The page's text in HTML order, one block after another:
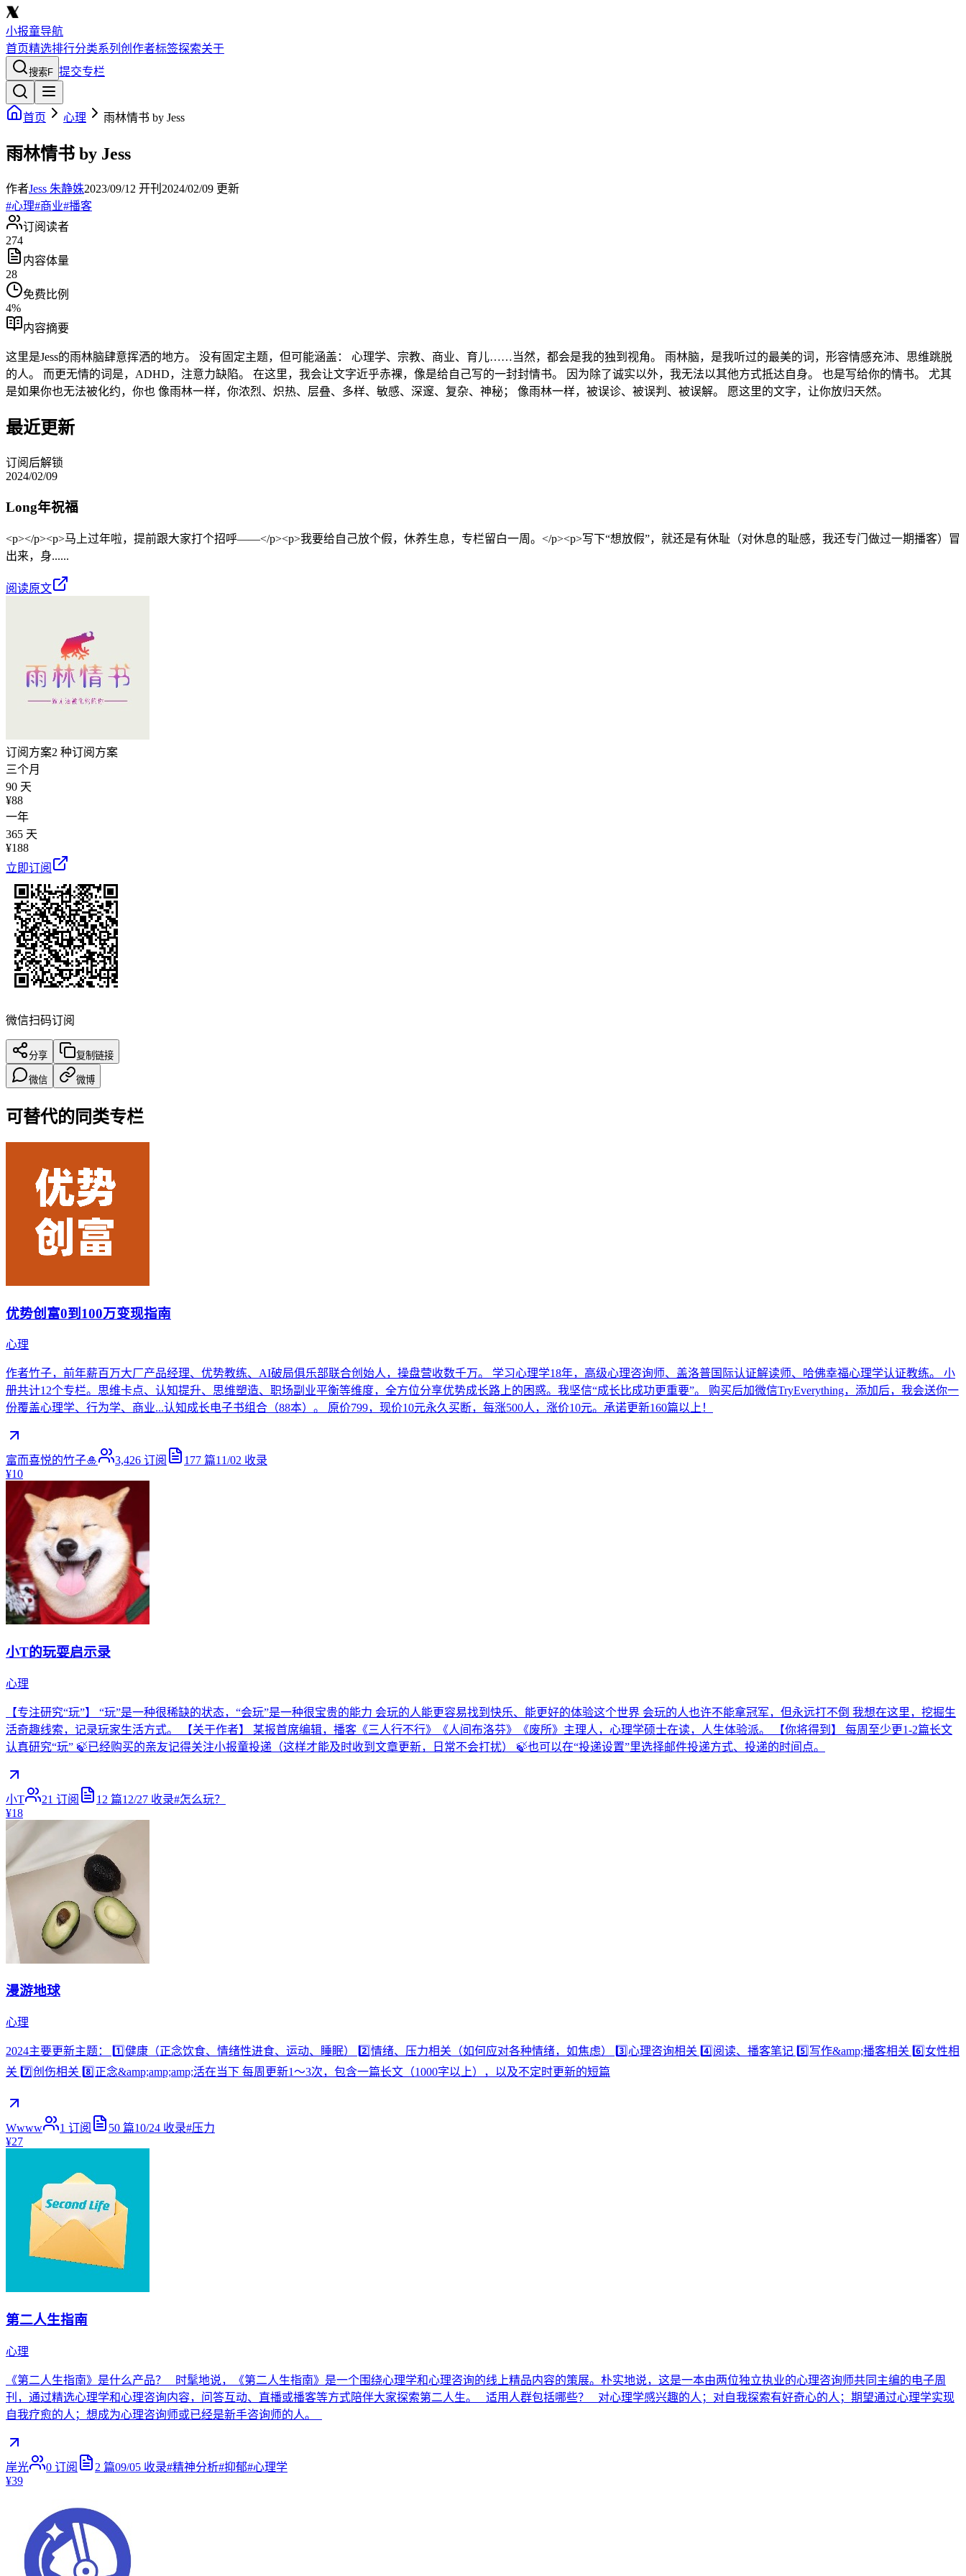
小报童导航
首页精选排行分类系列 创作者标签探索关于
搜索F 提交专栏
首页 心理 雨林情书 by Jess
雨林情书 by Jess
作者Jess 朱静姝2023/09/12 开刊 2024/02/09 更新
#心理#商业#播客
订阅读者
274
内容体量
28
免费比例
4%
内容摘要
这里是Jess的雨林脑肆意挥洒的地方。 没有固定主题，但可能涵盖： 心理学、宗教、商业、育儿……当然，都会是我的独到视角。 雨林脑，是我听过的最美的词，形容情感充沛、思维跳脱
的人。 而更无情的词是，ADHD，注意力缺陷。 在这里，我会让文字近乎赤裸，像是给自己写的一封封情书。 因为除了诚实以外，我无法以其他方式抵达自身。 也是写给你的情书。 尤其
是如果你也无法被化约，你也 像雨林一样，你浓烈、炽热、层叠、多样、敏感、深邃、复杂、神秘； 像雨林一样，被误诊、被误判、被误解。 愿这里的文字，让你放归天然。
最近更新
订阅后解锁
2024/02/09
Long年祝福
<p></p><p>马上过年啦，提前跟大家打个招呼——</p><p>我要给自己放个假，休养生息，专栏留白一周。</p><p>写下“想放假”，就还是有休耻（对休息的耻感，我还专门做过一期播客）冒
出来，身......
阅读原文
订阅方案2 种订阅方案
三个月
90 天
¥88
一年
365 天
¥188
立即订阅
微信扫码订阅
分享 复制链接
微信 微博
可替代的同类专栏
优势创富0到100万变现指南
心理
作者竹子，前年薪百万大厂产品经理、优势教练、AI破局俱乐部联合创始人，操盘营收数千万。 学习心理学18年，高级心理咨询师、盖洛普国际认证解读师、哈佛幸福心理学认证教练。 小
册共计12个专栏。思维卡点、认知提升、思维塑造、职场副业平衡等维度，全方位分享优势成长路上的困惑。我坚信“成长比成功更重要”。 购买后加微信TryEverything，添加后，我会送你一
份覆盖心理学、行为学、商业...认知成长电子书组合（88本）。 原价799，现价10元永久买断，每涨500人，涨价10元。承诺更新160篇以上！
富而喜悦的竹子🎍 3,426 订阅 177 篇11/02 收录
¥10
小T的玩耍启示录
心理
【专注研究“玩”】 “玩”是一种很稀缺的状态，“会玩”是一种很宝贵的能力 会玩的人能更容易找到快乐、能更好的体验这个世界 会玩的人也许不能拿冠军，但永远打不倒 我想在这里，挖掘生
活奇趣线索，记录玩家生活方式。 【关于作者】 某报首席编辑，播客《三人行不行》《人间布洛芬》《废所》主理人，心理学硕士在读，人生体验派。 【你将得到】 每周至少更1-2篇长文
认真研究“玩” 🍃已经购买的亲友记得关注小报童投递（这样才能及时收到文章更新，日常不会打扰） 🍃也可以在“投递设置”里选择邮件投递方式、投递的时间点。
小T 21 订阅 12 篇12/27 收录#怎么玩？
¥18
漫游地球
心理
2024主要更新主题： 1️⃣健康（正念饮食、情绪性进食、运动、睡眠） 2️⃣情绪、压力相关（如何应对各种情绪，如焦虑） 3️⃣心理咨询相关 4️⃣阅读、播客笔记 5️⃣写作&amp;播客相关 6️⃣女性相
关 7️⃣创伤相关 8️⃣正念&amp;amp;amp;活在当下 每周更新1～3次，包含一篇长文（1000字以上），以及不定时更新的短篇
Wwww 1 订阅 50 篇10/24 收录#压力
¥27
第二人生指南
心理
《第二人生指南》是什么产品？ 时髦地说，《第二人生指南》是一个围绕心理学和心理咨询的线上精品内容的策展。朴实地说，这是一本由两位独立执业的心理咨询师共同主编的电子周
刊，通过精选心理学和心理咨询内容，问答互动、直播或播客等方式陪伴大家探索第二人生。 适用人群包括哪些？ 对心理学感兴趣的人；对自我探索有好奇心的人；期望通过心理学实现
自我疗愈的人；想成为心理咨询师或已经是新手咨询师的人。
岸光 0 订阅 2 篇09/05 收录#精神分析#抑郁#心理学
¥39